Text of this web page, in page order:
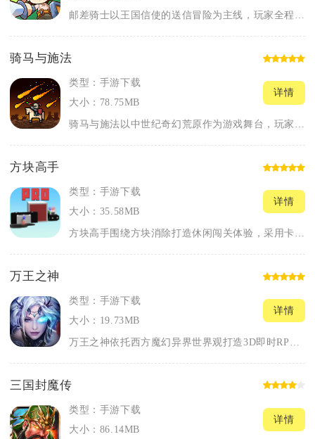
骑马与施法
类型：手游下载
大小：78.75MB
详情
方块高手
类型：手游下载
大小：35.58MB
详情
万王之神
类型：手游下载
大小：19.73MB
详情
三国封魔传
类型：手游下载
大小：86.14MB
详情